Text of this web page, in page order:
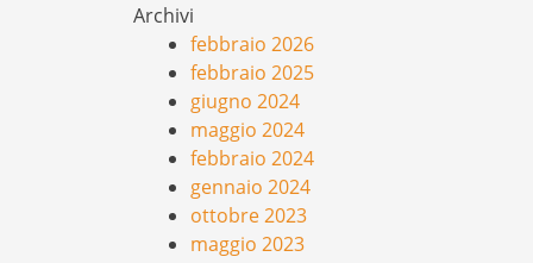
Archivi
febbraio 2026
febbraio 2025
giugno 2024
maggio 2024
febbraio 2024
gennaio 2024
ottobre 2023
maggio 2023